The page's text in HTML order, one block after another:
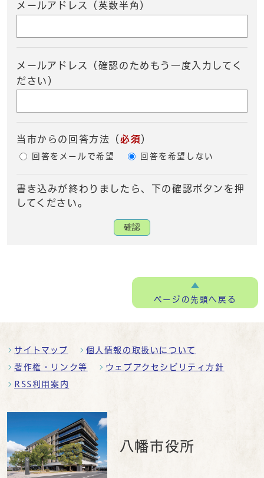
メールアドレス（英数半角）
メールアドレス（確認のためもう一度入力してく
ださい）
当市からの回答方法 （ 必須）
回答をメールで希望 回答を希望しない
書き込みが終わりましたら、下の確認ボタンを押
してください。
確認
ページの先頭へ戻る
サイトマップ 個人情報の取扱いについて
著作権・リンク等 ウェブアクセシビリティ方針
RSS利用案内
八幡市役所